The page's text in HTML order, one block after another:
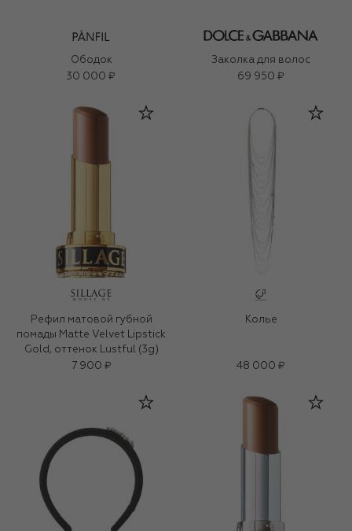
Ободок
30 000 ₽
Заколка для волос
69 950 ₽
Рефил матовой губной
помады Matte Velvet Lipstick
Gold, оттенок Lustful (3g)
7 900 ₽
Колье
48 000 ₽